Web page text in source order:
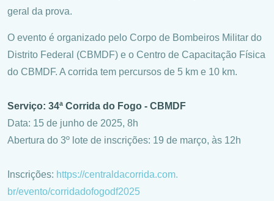
geral da prova.
O evento é organizado pelo Corpo de Bombeiros Militar do
Distrito Federal (CBMDF) e o Centro de Capacitação Física
do CBMDF. A corrida tem percursos de 5 km e 10 km.
Serviço: 34ª Corrida do Fogo - CBMDF
Data: 15 de junho de 2025, 8h
Abertura do 3º lote de inscrições: 19 de março, às 12h
Inscrições: https://centraldacorrida.com.
br/evento/corridadofogodf2025